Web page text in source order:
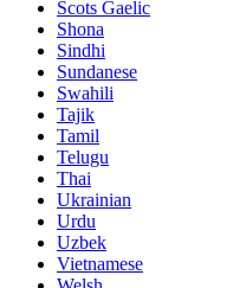
Scots Gaelic
Shona
Sindhi
Sundanese
Swahili
Tajik
Tamil
Telugu
Thai
Ukrainian
Urdu
Uzbek
Vietnamese